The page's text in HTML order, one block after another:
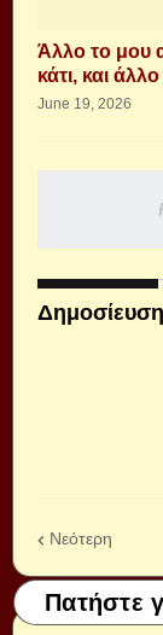
Άλλο το μου
κάτι, και
June 19, 2026
Νεότερη
Πατήστε